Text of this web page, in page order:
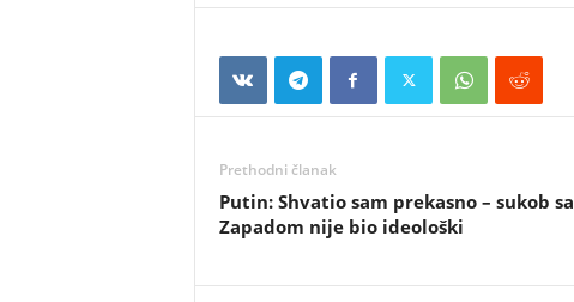
Prethodni članak
Putin: Shvatio sam prekasno – sukob sa
Zapadom nije bio ideološki